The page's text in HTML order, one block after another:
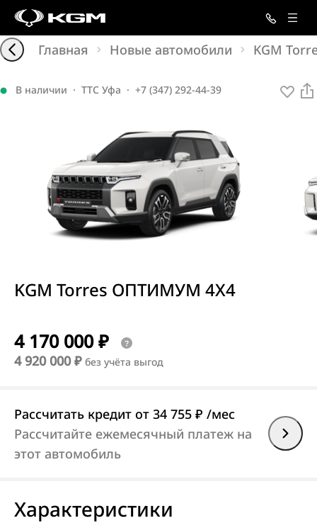
Главная Новые автомобили KGM
В наличии · ТТС Уфа · +7 (347) 292-44-39
KGM Torres ОПТИМУМ 4X4
4 170 000 ₽
4 920 000 ₽ без учёта выгод
Рассчитать кредит от 34 755 ₽ /мес
Рассчитайте ежемесячный платеж на
этот автомобиль
Характеристики